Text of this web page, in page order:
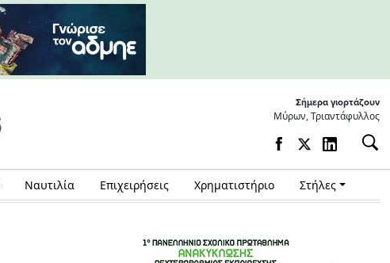
Σήμερα γιορτάζουν
Μύρων, Τριαντάφυλλος
Ναυτιλία Επιχειρήσεις Χρηματιστήριο Στήλες